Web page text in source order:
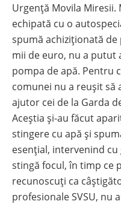
Urgență Movila Miresii.
echipată cu o
spumă achiziționată
mii de euro, nu a
pompa de apă. Pentru
comunei nu a reușit să
ajutor cei de la Garda
Aceștia și-au făcut
stingere cu apă și
esențial, intervenind
stingă focul, în timp ce
recunoscuți ca
profesionale SVSU, nu